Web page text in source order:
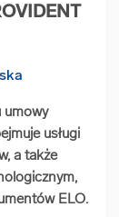
arrow_forward
arrow_forward
umowy
usługi
a także
ELO.